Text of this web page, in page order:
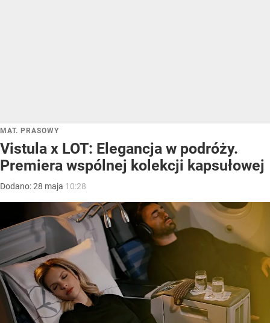
MAT. PRASOWY
Vistula x LOT: Elegancja w podróży.
Premiera wspólnej kolekcji kapsułowej
Dodano:28 maja 10:28